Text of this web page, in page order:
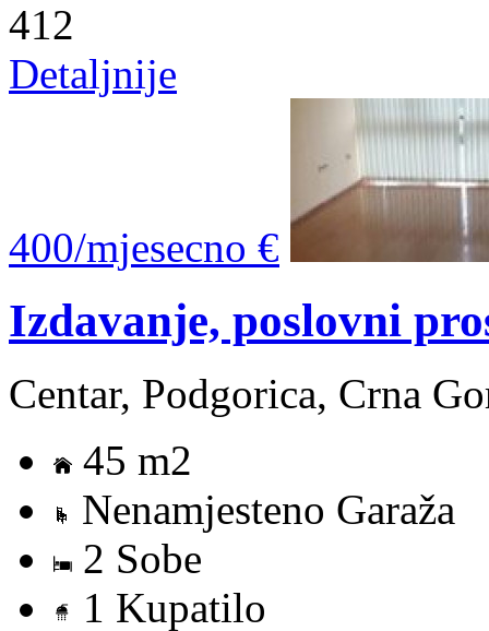
412
Detaljnije
400/mjesecno €
Izdavanje, poslovni
Centar, Podgorica, Crna
45 m2
Nenamjesteno Garaža
2 Sobe
1 Kupatilo